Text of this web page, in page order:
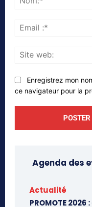
Enregistrez mon
ce navigateur pour la
Agenda des
Actualité
PROMOTE 2026